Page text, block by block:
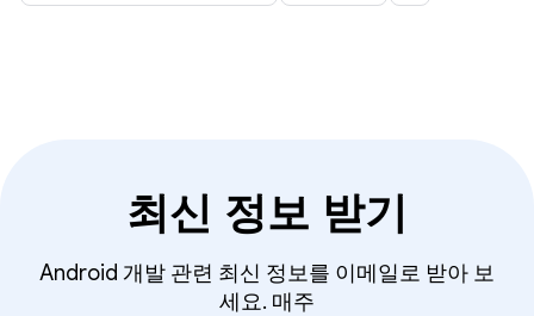
최신 정보 받기
Android 개발 관련 최신 정보를 이메일로 받아 보
세요. 매주